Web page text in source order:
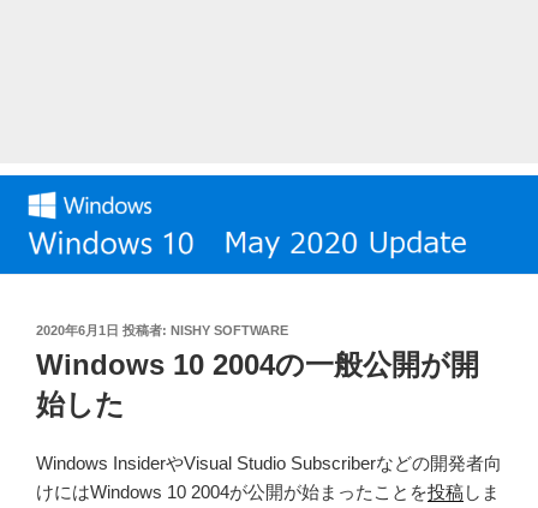
投
日:
2020年6月1日 投稿者: NISHY SOFTWARE
Windows 10 2004の一般公開が開
始した
Windows InsiderやVisual Studio Subscriberなどの開発者向
けにはWindows 10 2004が公開が始まったことを投稿しま